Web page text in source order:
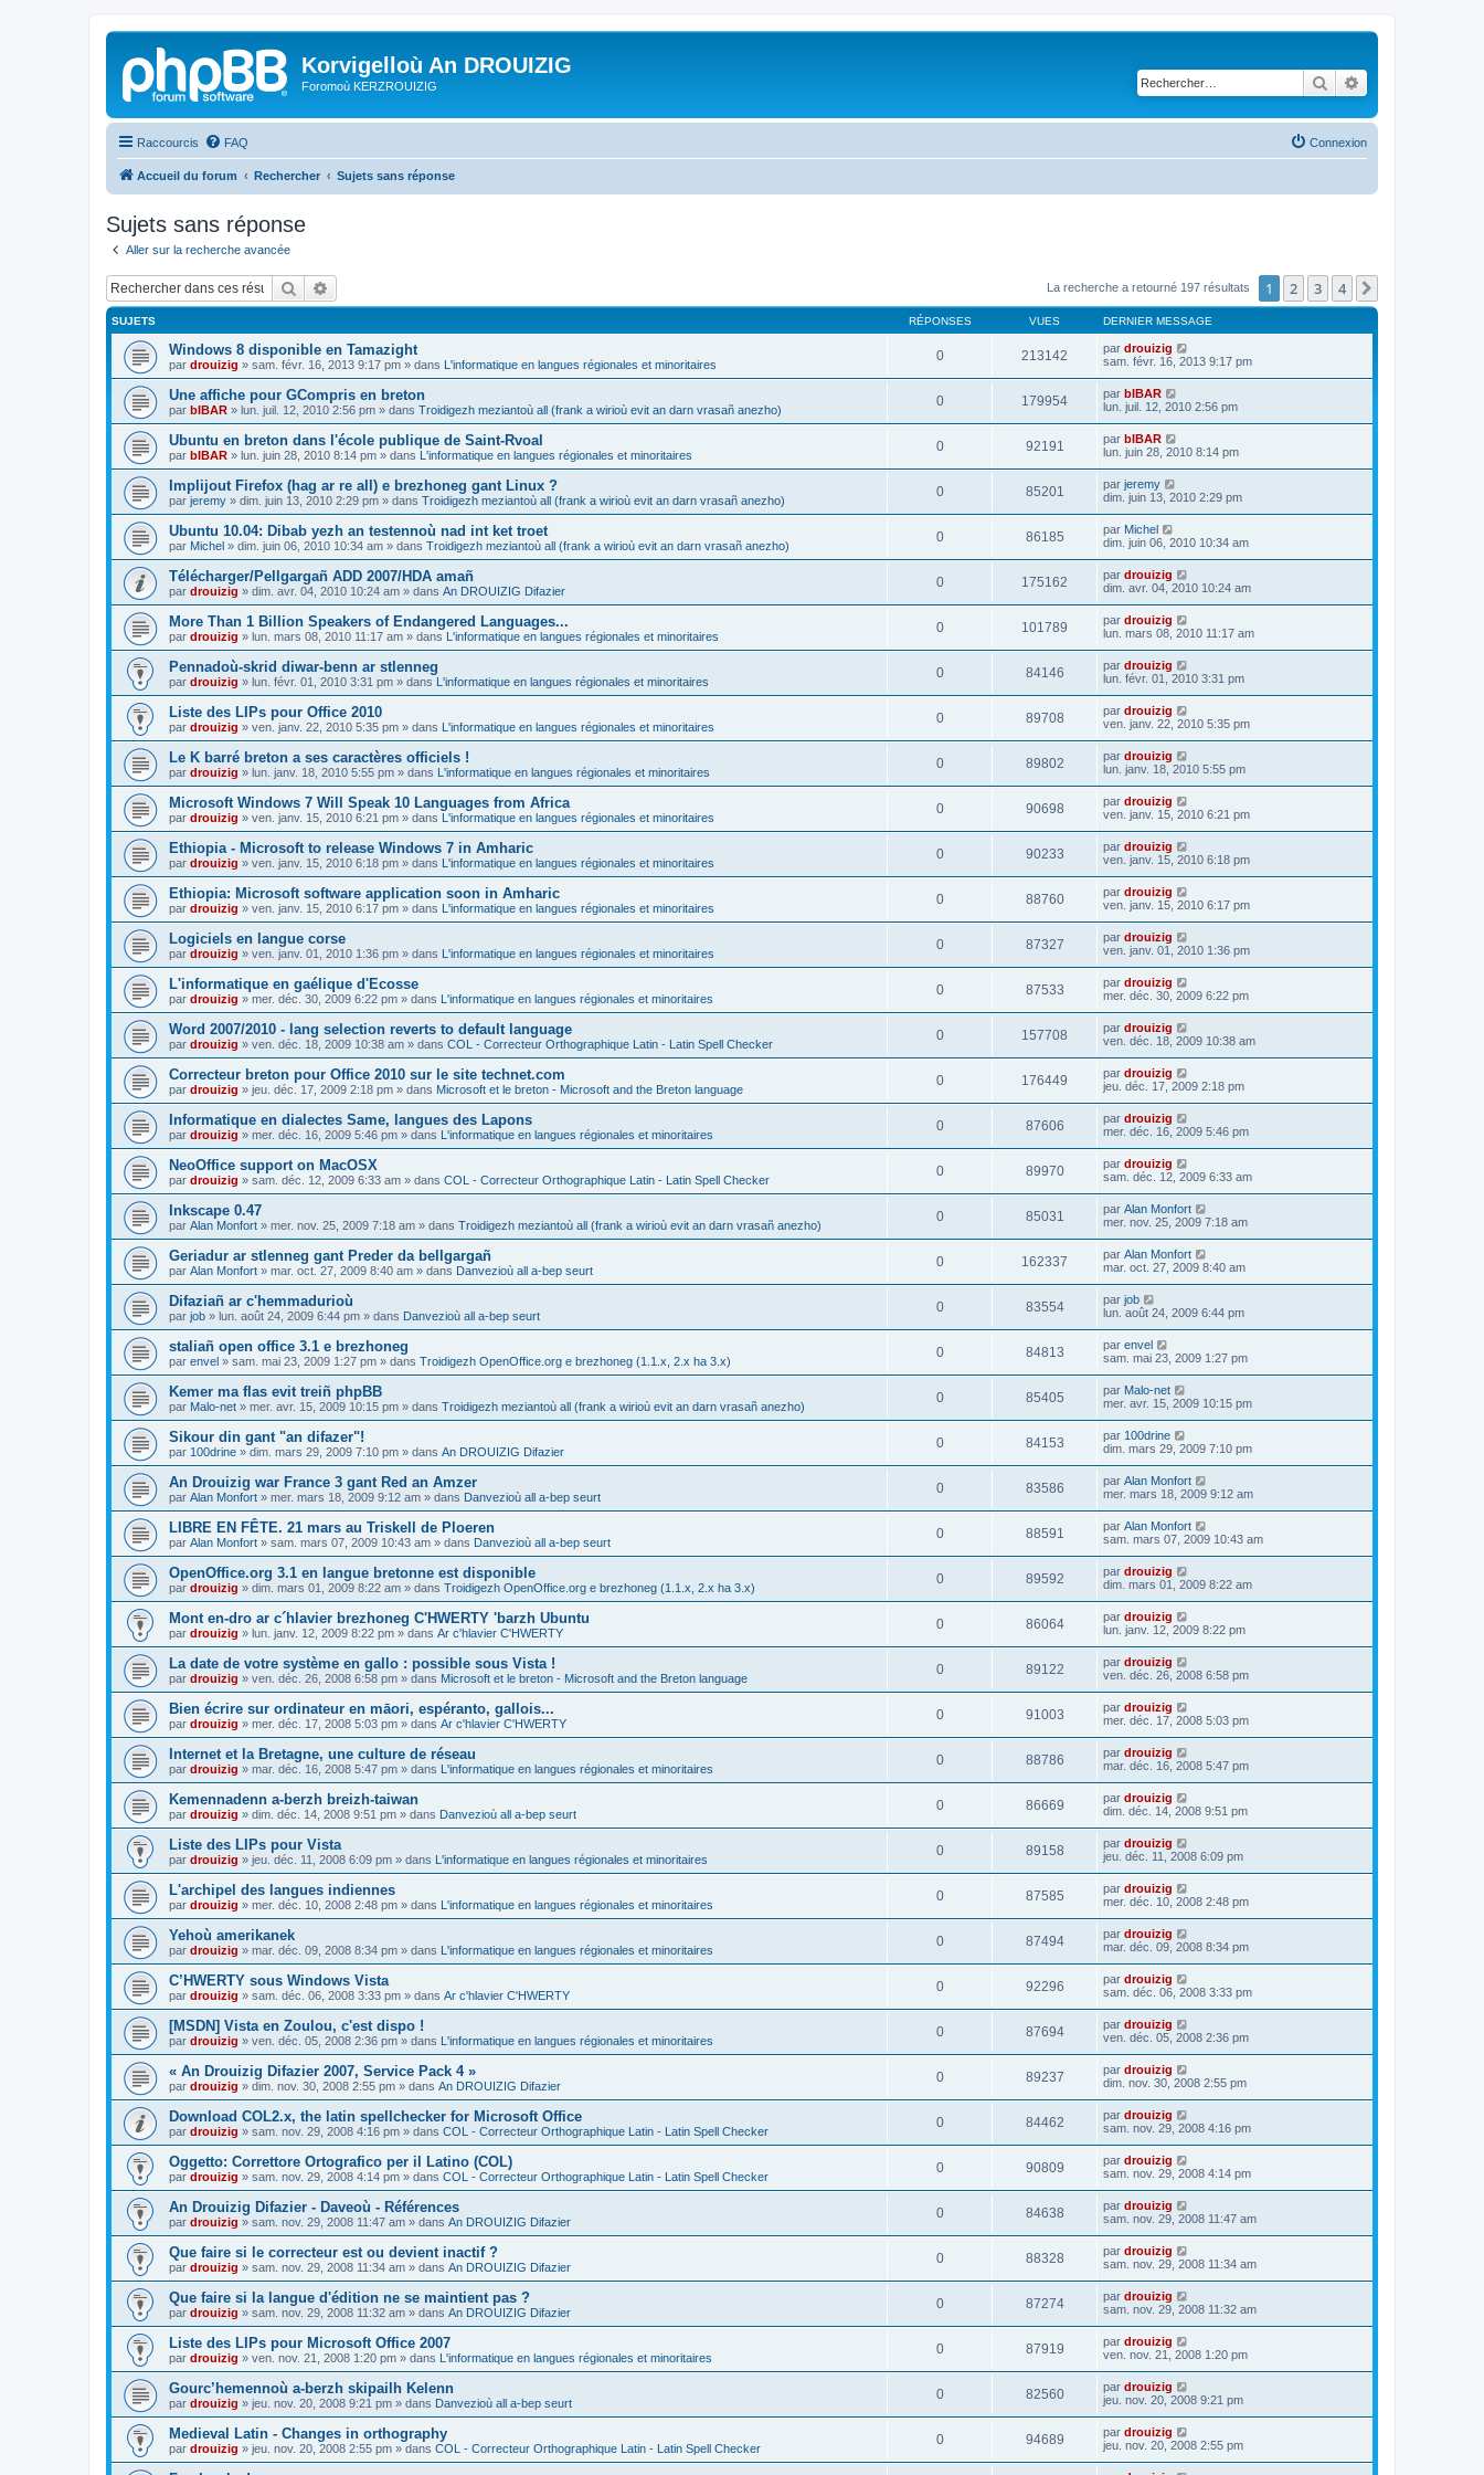
Korvigelloù An DROUIZIG
Foromoù KERZROUIZIG Rechercher
Raccourcis FAQ Connexion
Accueil du forum Rechercher Sujets sans réponse
Sujets sans réponse
Aller sur la recherche avancée
Rechercher La recherche a retourné 197 résultats 1 2 3 4
SUJETS RÉPONSES VUES DERNIER MESSAGE
Windows 8 disponible en Tamazight
par drouizig » sam. févr. 16, 2013 9:17 pm » dans L'informatique en langues régionales et minoritaires
0 213142 par drouizig
sam. févr. 16, 2013 9:17 pm
Une affiche pour GCompris en breton
par bIBAR » lun. juil. 12, 2010 2:56 pm » dans Troidigezh meziantoù all (frank a wirioù evit an darn vrasañ anezho)
0 179954 par bIBAR
lun. juil. 12, 2010 2:56 pm
Ubuntu en breton dans l'école publique de Saint-Rvoal
par bIBAR » lun. juin 28, 2010 8:14 pm » dans L'informatique en langues régionales et minoritaires
0 92191 par bIBAR
lun. juin 28, 2010 8:14 pm
Implijout Firefox (hag ar re all) e brezhoneg gant Linux ?
par jeremy » dim. juin 13, 2010 2:29 pm » dans Troidigezh meziantoù all (frank a wirioù evit an darn vrasañ anezho)
0 85201 par jeremy
dim. juin 13, 2010 2:29 pm
Ubuntu 10.04: Dibab yezh an testennoù nad int ket troet
par Michel » dim. juin 06, 2010 10:34 am » dans Troidigezh meziantoù all (frank a wirioù evit an darn vrasañ anezho)
0 86185 par Michel
dim. juin 06, 2010 10:34 am
Télécharger/Pellgargañ ADD 2007/HDA amañ
par drouizig » dim. avr. 04, 2010 10:24 am » dans An DROUIZIG Difazier
0 175162 par drouizig
dim. avr. 04, 2010 10:24 am
More Than 1 Billion Speakers of Endangered Languages...
par drouizig » lun. mars 08, 2010 11:17 am » dans L'informatique en langues régionales et minoritaires
0 101789 par drouizig
lun. mars 08, 2010 11:17 am
Pennadoù-skrid diwar-benn ar stlenneg
par drouizig » lun. févr. 01, 2010 3:31 pm » dans L'informatique en langues régionales et minoritaires
0 84146 par drouizig
lun. févr. 01, 2010 3:31 pm
Liste des LIPs pour Office 2010
par drouizig » ven. janv. 22, 2010 5:35 pm » dans L'informatique en langues régionales et minoritaires
0 89708 par drouizig
ven. janv. 22, 2010 5:35 pm
Le K barré breton a ses caractères officiels !
par drouizig » lun. janv. 18, 2010 5:55 pm » dans L'informatique en langues régionales et minoritaires
0 89802 par drouizig
lun. janv. 18, 2010 5:55 pm
Microsoft Windows 7 Will Speak 10 Languages from Africa
par drouizig » ven. janv. 15, 2010 6:21 pm » dans L'informatique en langues régionales et minoritaires
0 90698 par drouizig
ven. janv. 15, 2010 6:21 pm
Ethiopia - Microsoft to release Windows 7 in Amharic
par drouizig » ven. janv. 15, 2010 6:18 pm » dans L'informatique en langues régionales et minoritaires
0 90233 par drouizig
ven. janv. 15, 2010 6:18 pm
Ethiopia: Microsoft software application soon in Amharic
par drouizig » ven. janv. 15, 2010 6:17 pm » dans L'informatique en langues régionales et minoritaires
0 88760 par drouizig
ven. janv. 15, 2010 6:17 pm
Logiciels en langue corse
par drouizig » ven. janv. 01, 2010 1:36 pm » dans L'informatique en langues régionales et minoritaires
0 87327 par drouizig
ven. janv. 01, 2010 1:36 pm
L'informatique en gaélique d'Ecosse
par drouizig » mer. déc. 30, 2009 6:22 pm » dans L'informatique en langues régionales et minoritaires
0 87533 par drouizig
mer. déc. 30, 2009 6:22 pm
Word 2007/2010 - lang selection reverts to default language
par drouizig » ven. déc. 18, 2009 10:38 am » dans COL - Correcteur Orthographique Latin - Latin Spell Checker
0 157708 par drouizig
ven. déc. 18, 2009 10:38 am
Correcteur breton pour Office 2010 sur le site technet.com
par drouizig » jeu. déc. 17, 2009 2:18 pm » dans Microsoft et le breton - Microsoft and the Breton language
0 176449 par drouizig
jeu. déc. 17, 2009 2:18 pm
Informatique en dialectes Same, langues des Lapons
par drouizig » mer. déc. 16, 2009 5:46 pm » dans L'informatique en langues régionales et minoritaires
0 87606 par drouizig
mer. déc. 16, 2009 5:46 pm
NeoOffice support on MacOSX
par drouizig » sam. déc. 12, 2009 6:33 am » dans COL - Correcteur Orthographique Latin - Latin Spell Checker
0 89970 par drouizig
sam. déc. 12, 2009 6:33 am
Inkscape 0.47
par Alan Monfort » mer. nov. 25, 2009 7:18 am » dans Troidigezh meziantoù all (frank a wirioù evit an darn vrasañ anezho)
0 85031 par Alan Monfort
mer. nov. 25, 2009 7:18 am
Geriadur ar stlenneg gant Preder da bellgargañ
par Alan Monfort » mar. oct. 27, 2009 8:40 am » dans Danvezioù all a-bep seurt
0 162337 par Alan Monfort
mar. oct. 27, 2009 8:40 am
Difaziañ ar c'hemmadurioù
par job » lun. août 24, 2009 6:44 pm » dans Danvezioù all a-bep seurt
0 83554 par job
lun. août 24, 2009 6:44 pm
staliañ open office 3.1 e brezhoneg
par envel » sam. mai 23, 2009 1:27 pm » dans Troidigezh OpenOffice.org e brezhoneg (1.1.x, 2.x ha 3.x)
0 84813 par envel
sam. mai 23, 2009 1:27 pm
Kemer ma flas evit treiñ phpBB
par Malo-net » mer. avr. 15, 2009 10:15 pm » dans Troidigezh meziantoù all (frank a wirioù evit an darn vrasañ anezho)
0 85405 par Malo-net
mer. avr. 15, 2009 10:15 pm
Sikour din gant "an difazer"!
par 100drine » dim. mars 29, 2009 7:10 pm » dans An DROUIZIG Difazier
0 84153 par 100drine
dim. mars 29, 2009 7:10 pm
An Drouizig war France 3 gant Red an Amzer
par Alan Monfort » mer. mars 18, 2009 9:12 am » dans Danvezioù all a-bep seurt
0 83586 par Alan Monfort
mer. mars 18, 2009 9:12 am
LIBRE EN FÊTE. 21 mars au Triskell de Ploeren
par Alan Monfort » sam. mars 07, 2009 10:43 am » dans Danvezioù all a-bep seurt
0 88591 par Alan Monfort
sam. mars 07, 2009 10:43 am
OpenOffice.org 3.1 en langue bretonne est disponible
par drouizig » dim. mars 01, 2009 8:22 am » dans Troidigezh OpenOffice.org e brezhoneg (1.1.x, 2.x ha 3.x)
0 89592 par drouizig
dim. mars 01, 2009 8:22 am
Mont en-dro ar c´hlavier brezhoneg C'HWERTY 'barzh Ubuntu
par drouizig » lun. janv. 12, 2009 8:22 pm » dans Ar c'hlavier C'HWERTY
0 86064 par drouizig
lun. janv. 12, 2009 8:22 pm
La date de votre système en gallo : possible sous Vista !
par drouizig » ven. déc. 26, 2008 6:58 pm » dans Microsoft et le breton - Microsoft and the Breton language
0 89122 par drouizig
ven. déc. 26, 2008 6:58 pm
Bien écrire sur ordinateur en māori, espéranto, gallois...
par drouizig » mer. déc. 17, 2008 5:03 pm » dans Ar c'hlavier C'HWERTY
0 91003 par drouizig
mer. déc. 17, 2008 5:03 pm
Internet et la Bretagne, une culture de réseau
par drouizig » mar. déc. 16, 2008 5:47 pm » dans L'informatique en langues régionales et minoritaires
0 88786 par drouizig
mar. déc. 16, 2008 5:47 pm
Kemennadenn a-berzh breizh-taiwan
par drouizig » dim. déc. 14, 2008 9:51 pm » dans Danvezioù all a-bep seurt
0 86669 par drouizig
dim. déc. 14, 2008 9:51 pm
Liste des LIPs pour Vista
par drouizig » jeu. déc. 11, 2008 6:09 pm » dans L'informatique en langues régionales et minoritaires
0 89158 par drouizig
jeu. déc. 11, 2008 6:09 pm
L'archipel des langues indiennes
par drouizig » mer. déc. 10, 2008 2:48 pm » dans L'informatique en langues régionales et minoritaires
0 87585 par drouizig
mer. déc. 10, 2008 2:48 pm
Yehoù amerikanek
par drouizig » mar. déc. 09, 2008 8:34 pm » dans L'informatique en langues régionales et minoritaires
0 87494 par drouizig
mar. déc. 09, 2008 8:34 pm
C’HWERTY sous Windows Vista
par drouizig » sam. déc. 06, 2008 3:33 pm » dans Ar c'hlavier C'HWERTY
0 92296 par drouizig
sam. déc. 06, 2008 3:33 pm
[MSDN] Vista en Zoulou, c'est dispo !
par drouizig » ven. déc. 05, 2008 2:36 pm » dans L'informatique en langues régionales et minoritaires
0 87694 par drouizig
ven. déc. 05, 2008 2:36 pm
« An Drouizig Difazier 2007, Service Pack 4 »
par drouizig » dim. nov. 30, 2008 2:55 pm » dans An DROUIZIG Difazier
0 89237 par drouizig
dim. nov. 30, 2008 2:55 pm
Download COL2.x, the latin spellchecker for Microsoft Office
par drouizig » sam. nov. 29, 2008 4:16 pm » dans COL - Correcteur Orthographique Latin - Latin Spell Checker
0 84462 par drouizig
sam. nov. 29, 2008 4:16 pm
Oggetto: Correttore Ortografico per il Latino (COL)
par drouizig » sam. nov. 29, 2008 4:14 pm » dans COL - Correcteur Orthographique Latin - Latin Spell Checker
0 90809 par drouizig
sam. nov. 29, 2008 4:14 pm
An Drouizig Difazier - Daveoù - Références
par drouizig » sam. nov. 29, 2008 11:47 am » dans An DROUIZIG Difazier
0 84638 par drouizig
sam. nov. 29, 2008 11:47 am
Que faire si le correcteur est ou devient inactif ?
par drouizig » sam. nov. 29, 2008 11:34 am » dans An DROUIZIG Difazier
0 88328 par drouizig
sam. nov. 29, 2008 11:34 am
Que faire si la langue d'édition ne se maintient pas ?
par drouizig » sam. nov. 29, 2008 11:32 am » dans An DROUIZIG Difazier
0 87274 par drouizig
sam. nov. 29, 2008 11:32 am
Liste des LIPs pour Microsoft Office 2007
par drouizig » ven. nov. 21, 2008 1:20 pm » dans L'informatique en langues régionales et minoritaires
0 87919 par drouizig
ven. nov. 21, 2008 1:20 pm
Gourc’hemennoù a-berzh skipailh Kelenn
par drouizig » jeu. nov. 20, 2008 9:21 pm » dans Danvezioù all a-bep seurt
0 82560 par drouizig
jeu. nov. 20, 2008 9:21 pm
Medieval Latin - Changes in orthography
par drouizig » jeu. nov. 20, 2008 2:55 pm » dans COL - Correcteur Orthographique Latin - Latin Spell Checker
0 94689 par drouizig
jeu. nov. 20, 2008 2:55 pm